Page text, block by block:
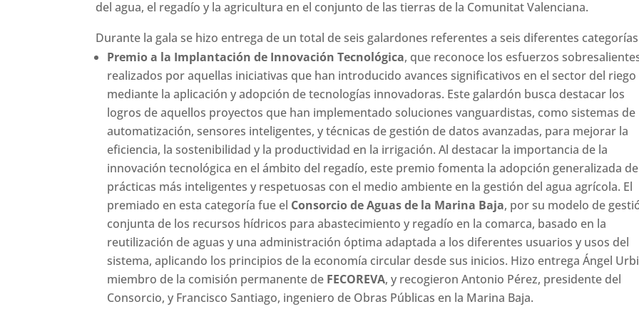
del agua, el regadío y la agricultura en el conjunto de las tierras de la Comunitat Valenciana.
Durante la gala se hizo entrega de un total de seis galardones referentes a seis diferentes
Premio a la Implantación de Innovación Tecnológica, que reconoce los esfuerzos
realizados por aquellas iniciativas que han introducido avances significativos en el sector del riego
mediante la aplicación y adopción de tecnologías innovadoras. Este galardón busca destacar los
logros de aquellos proyectos que han implementado soluciones vanguardistas, como sistemas de
automatización, sensores inteligentes, y técnicas de gestión de datos avanzadas, para mejorar la
eficiencia, la sostenibilidad y la productividad en la irrigación. Al destacar la importancia de la
innovación tecnológica en el ámbito del regadío, este premio fomenta la adopción generalizada de
prácticas más inteligentes y respetuosas con el medio ambiente en la gestión del agua agrícola. El
premiado en esta categoría fue el Consorcio de Aguas de la Marina Baja, por su modelo de
conjunta de los recursos hídricos para abastecimiento y regadío en la comarca, basado en la
reutilización de aguas y una administración óptima adaptada a los diferentes usuarios y usos del
sistema, aplicando los principios de la economía circular desde sus inicios. Hizo entrega Ángel
miembro de la comisión permanente de FECOREVA, y recogieron Antonio Pérez, presidente del
Consorcio, y Francisco Santiago, ingeniero de Obras Públicas en la Marina Baja.